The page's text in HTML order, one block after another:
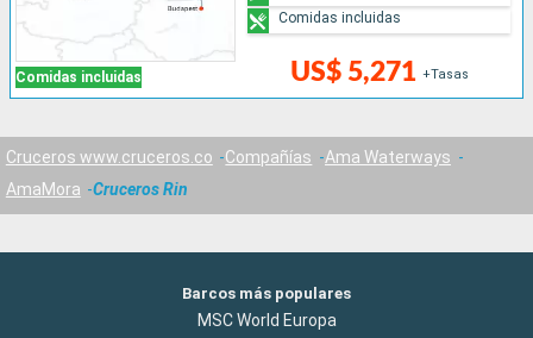
Comidas incluidas US$ 5,271 +Tasas
Comidas incluidas
Cruceros www.cruceros.co Compañías
Ama Waterways
AmaMora
Cruceros Rin
Barcos más populares
MSC World Europa